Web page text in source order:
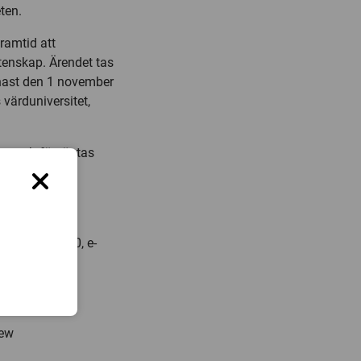
att
Ärendet tas
den 1 november
och förväntas
7725520, e-